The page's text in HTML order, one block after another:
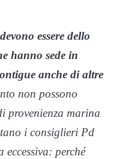
essere dello
hanno sede in
anche di altre
non possono
provenienza marina
i consiglieri Pd
perché